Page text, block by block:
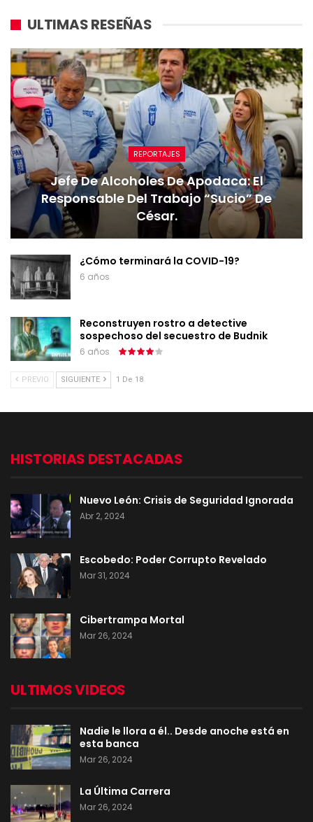
ULTIMAS RESEÑAS
REPORTAJES
Jefe De Alcoholes De Apodaca: El
Responsable Del Trabajo “sucio” De
César.
¿Cómo terminará la COVID-19?
6 años
Reconstruyen rostro a detective
sospechoso del secuestro de Budnik
6 años
PREVIO SIGUIENTE 1 De 18
HISTORIAS DESTACADAS
Nuevo León: Crisis de Seguridad Ignorada
Abr 2, 2024
Escobedo: Poder Corrupto Revelado
Mar 31, 2024
Cibertrampa Mortal
Mar 26, 2024
ULTIMOS VIDEOS
Nadie le llora a él.. Desde anoche está en
esta banca
Mar 26, 2024
La Última Carrera
Mar 26, 2024